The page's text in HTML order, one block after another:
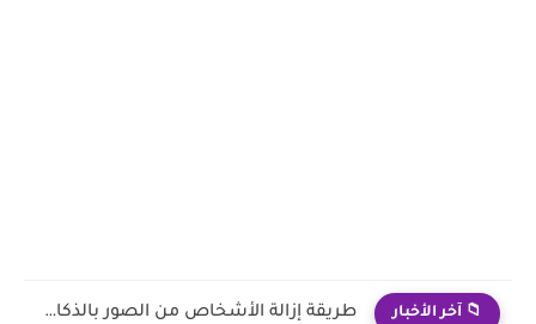
📁 آخر الأخبار DaVinci Resolve: لماذا يعتمد عليه صناع المحتوى في المونتاج الاحترافي؟